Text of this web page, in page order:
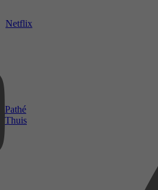
Netflix
Pathé
Thuis